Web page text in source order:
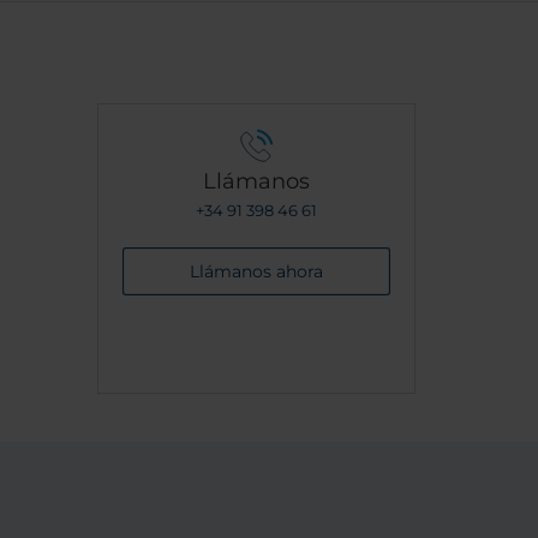
Llámanos
+34 91 398 46 61
Llámanos ahora